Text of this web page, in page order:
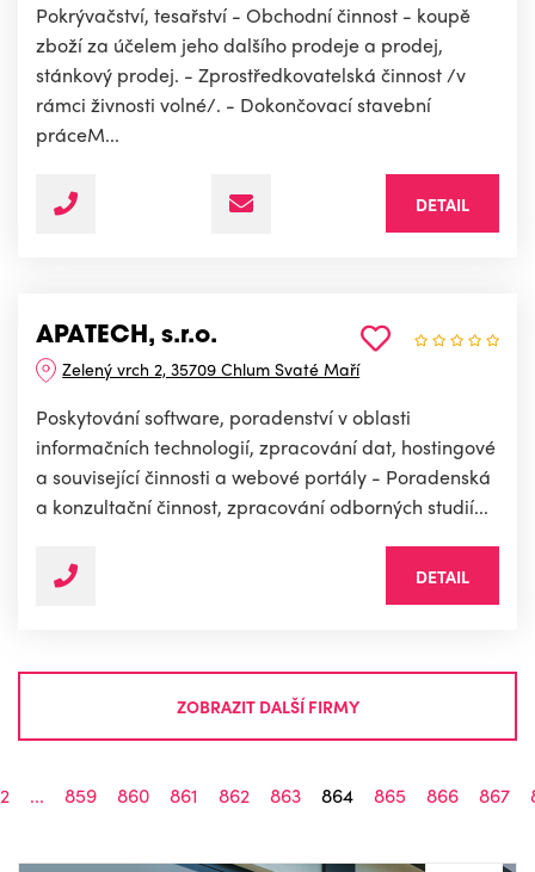
Pokrývačství, tesařství - Obchodní činnost - koupě
zboží za účelem jeho dalšího prodeje a prodej,
stánkový prodej. - Zprostředkovatelská činnost /v
rámci živnosti volné/. - Dokončovací stavební
práceM...
DETAIL
APATECH, s.r.o.
Zelený vrch 2, 35709 Chlum Svaté Maří
Poskytování software, poradenství v oblasti
informačních technologií, zpracování dat, hostingové
a související činnosti a webové portály - Poradenská
a konzultační činnost, zpracování odborných studií...
DETAIL
ZOBRAZIT DALŠÍ FIRMY
2 ... 859 860 861 862 863 864 865 866 867